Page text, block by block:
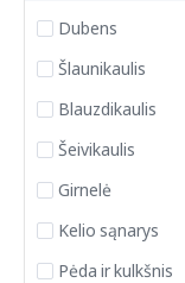
Dubens
Šlaunikaulis
Blauzdikaulis
Šeivikaulis
Girnelė
Kelio sąnarys
Pėda ir kulkšnis